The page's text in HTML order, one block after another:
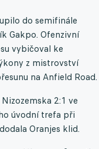
do semifinále
Gakpo. Ofenzivní
vybičoval ke
z mistrovství
na Anfield Road.
2:1 ve
úvodní trefa při
Oranjes klid.